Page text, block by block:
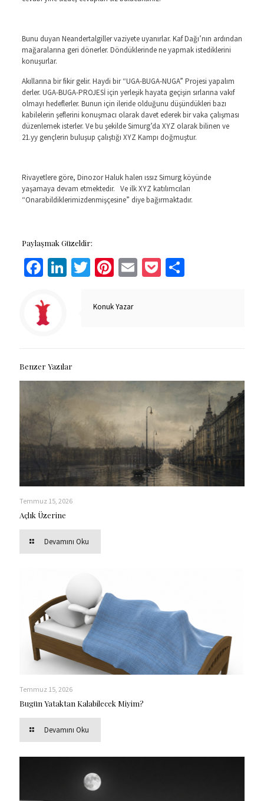
Bunu duyan Neandertalgiller vaziyete uyanırlar. Kaf Dağı’nın ardından
mağaralarına geri dönerler. Döndüklerinde ne yapmak istediklerini
konuşurlar.
Akıllarına bir fikir gelir. Haydi bir “UGA-BUGA-NUGA” Projesi yapalım
derler. UGA-BUGA-PROJESİ için yerleşik hayata geçişin sırlarına vakıf
olmayı hedeflerler. Bunun için ileride olduğunu düşündükleri bazı
kabilelerin şeflerini konuşmacı olarak davet ederek bir vaka çalışması
düzenlemek isterler. Ve bu şekilde Simurg’da XYZ olarak bilinen ve
21.yy gençlerin buluşup çalıştığı XYZ Kampı doğmuştur.
Rivayetlere göre, Dinozor Haluk halen ıssız Simurg köyünde
yaşamaya devam etmektedir. Ve ilk XYZ katılımcıları
“Onarabildiklerimizdenmişçesine” diye bağırmaktadır.
Paylaşmak Güzeldir:
Facebook
LinkedIn
Twitter
Pinterest
EmailPocketShare
Konuk Yazar
Benzer Yazılar
Temmuz 15, 2026
Açlık Üzerine
Devamını Oku
Temmuz 15, 2026
Bugün Yataktan Kalabilecek Miyim?
Devamını Oku